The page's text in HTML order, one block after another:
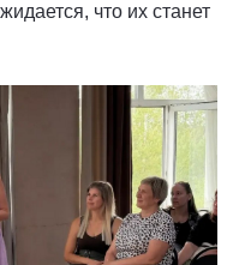
что их станет